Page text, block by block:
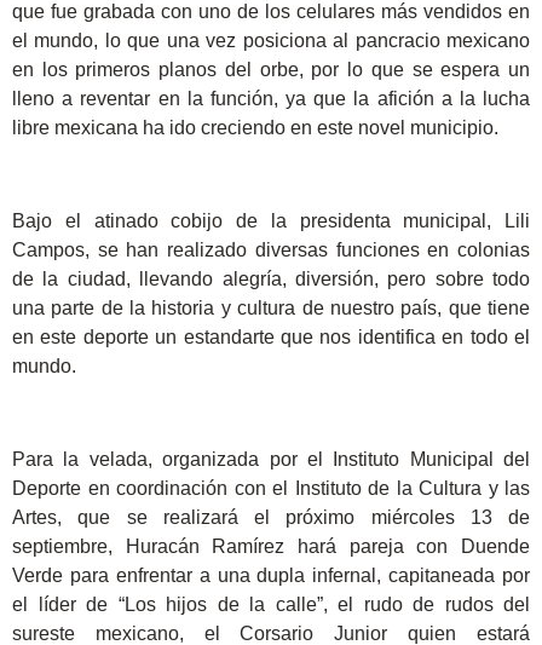
que fue grabada con uno de los celulares más vendidos en
el mundo, lo que una vez posiciona al pancracio mexicano
en los primeros planos del orbe, por lo que se espera un
lleno a reventar en la función, ya que la afición a la lucha
libre mexicana ha ido creciendo en este novel municipio.
Bajo el atinado cobijo de la presidenta municipal, Lili
Campos, se han realizado diversas funciones en colonias
de la ciudad, llevando alegría, diversión, pero sobre todo
una parte de la historia y cultura de nuestro país, que tiene
en este deporte un estandarte que nos identifica en todo el
mundo.
Para la velada, organizada por el Instituto Municipal del
Deporte en coordinación con el Instituto de la Cultura y las
Artes, que se realizará el próximo miércoles 13 de
septiembre, Huracán Ramírez hará pareja con Duende
Verde para enfrentar a una dupla infernal, capitaneada por
el líder de “Los hijos de la calle”, el rudo de rudos del
sureste mexicano, el Corsario Junior quien estará